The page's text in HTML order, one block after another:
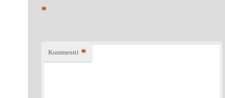
*
Kommentti *